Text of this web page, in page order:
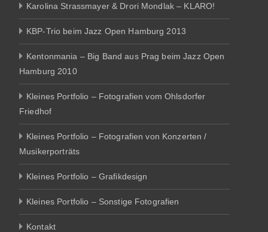
Karolina Strassmayer & Drori Mondlak – KLARO!
KBP-Trio beim Jazz Open Hamburg 2013
Kentonmania – Big Band aus Prag beim Jazz Open
Hamburg 2010
Kleines Portfolio – Fotografien vom Ohlsdorfer
Friedhof
Kleines Portfolio – Fotografien von Konzerten /
Musikerporträts
Kleines Portfolio – Grafikdesign
Kleines Portfolio – Sonstige Fotografien
Kontakt